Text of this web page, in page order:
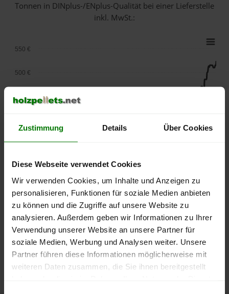
Zustimmung Details Über Cookies
Diese Webseite verwendet Cookies
Wir verwenden Cookies, um Inhalte und Anzeigen zu
personalisieren, Funktionen für soziale Medien anbieten
zu können und die Zugriffe auf unsere Website zu
analysieren. Außerdem geben wir Informationen zu Ihrer
Verwendung unserer Website an unsere Partner für
soziale Medien, Werbung und Analysen weiter. Unsere
Partner führen diese Informationen möglicherweise mit
weiteren Daten zusammen, die Sie ihnen bereitgestellt
Tonnen in DINplus-/ENplus-Qualität bei einer Lieferstelle
inkl. MwSt.:
lose Ware Sackware
September
2025
Januar
2026
Mai
2026
250 €
300 €
350 €
450 €
500 €
550 €
Die aktuelle Preisentwicklung für Holzpellets in Deutschland
können Sie jederzeit auf unsererPelletspreise-Seite
nachvollziehen.